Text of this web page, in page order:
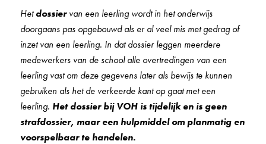
Hetdossiervan een leerling wordt in het onderwijs
doorgaans pas opgebouwd als er al veel mis met gedrag of
inzet van een leerling. In dat dossier leggen meerdere
medewerkers van de school alle overtredingen van een
leerling vast om deze gegevens later als bewijs te kunnen
gebruiken als het de verkeerde kant op gaat met een
leerling. Het dossier bij VOH is tijdelijk en is geen
strafdossier, maar een hulpmiddel om planmatig en
voorspelbaar te handelen.